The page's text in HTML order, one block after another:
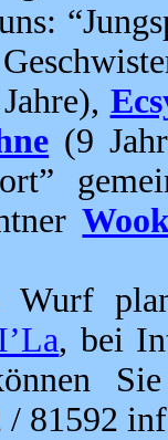
(9
Wurf
, bei
/ 81592